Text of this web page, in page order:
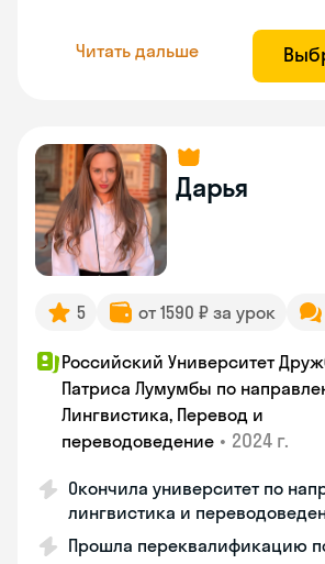
Читать дальше
Дарья
5 от 1590 ₽ за урок
Российский Университет
Патриса Лумумбы по
Лингвистика, Перевод и
переводоведение • 2024 г.
Окончила университет по
лингвистика и
Прошла переквалификацию